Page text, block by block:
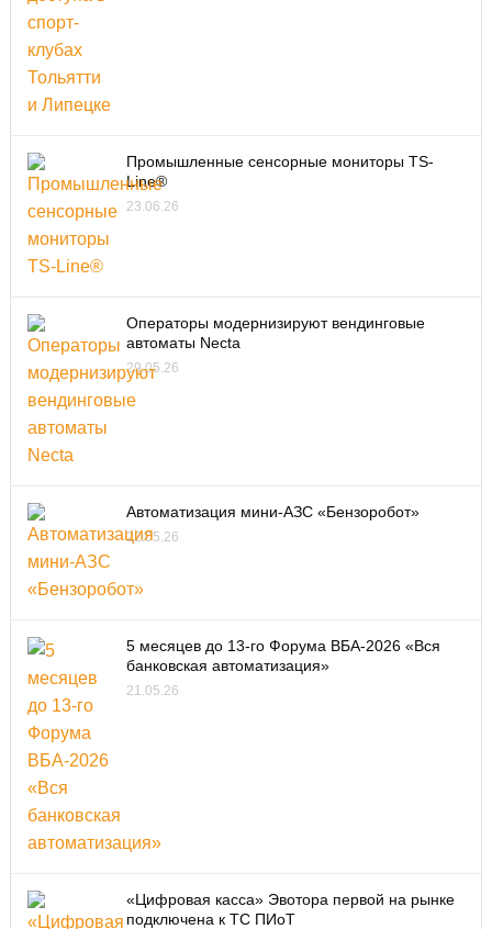
Промышленные сенсорные мониторы TS-
Line®
23.06.26
Операторы модернизируют вендинговые
автоматы Necta
29.05.26
Автоматизация мини-АЗС «Бензоробот»
22.05.26
5 месяцев до 13-го Форума ВБА-2026 «Вся
банковская автоматизация»
21.05.26
«Цифровая касса» Эвотора первой на рынке
подключена к ТС ПИоТ